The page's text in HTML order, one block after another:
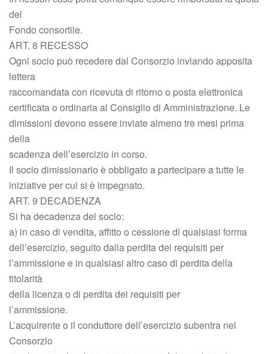
del
Fondo consortile.
ART. 8 RECESSO
Ogni socio può recedere dal Consorzio inviando apposita
lettera
raccomandata con ricevuta di ritorno o posta elettronica
certificata o ordinaria al Consiglio di Amministrazione. Le
dimissioni devono essere inviate almeno tre mesi prima
della
scadenza dell’esercizio in corso.
Il socio dimissionario è obbligato a partecipare a tutte le
iniziative per cui si è impegnato.
ART. 9 DECADENZA
Si ha decadenza del socio:
a) in caso di vendita, affitto o cessione di qualsiasi forma
dell’esercizio, seguito dalla perdita dei requisiti per
l’ammissione e in qualsiasi altro caso di perdita della
titolarità
della licenza o di perdita dei requisiti per
l’ammissione.
L’acquirente o il conduttore dell’esercizio subentra nel
Consorzio